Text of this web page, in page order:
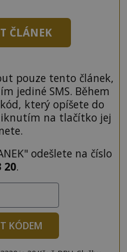
ČLÁNEK
pouze tento článek,
jediné SMS. Během
který opíšete do
na tlačítko jej
odešlete na číslo
20.
KÓDEM